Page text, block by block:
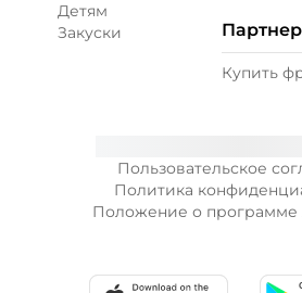
Пользовательское
Политика
Положение о программе
Детям
Закуски
Купить